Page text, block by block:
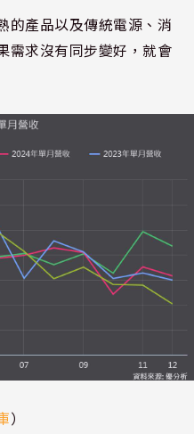
的產品以及傳統電源、消
需求沒有同步變好，就會
）